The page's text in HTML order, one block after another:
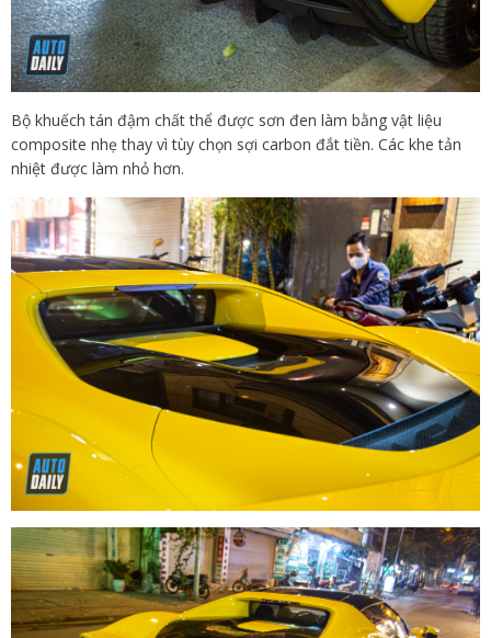
Bộ khuếch tán đậm chất thể được sơn đen làm bằng vật liệu
composite nhẹ thay vì tùy chọn sợi carbon đắt tiền. Các khe tản
nhiệt được làm nhỏ hơn.